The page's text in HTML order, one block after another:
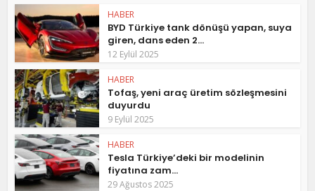
HABER
BYD Türkiye tank dönüşü yapan, suya
giren, dans eden 2...
12 Eylül 2025
HABER
Tofaş, yeni araç üretim sözleşmesini
duyurdu
9 Eylül 2025
HABER
Tesla Türkiye’deki bir modelinin
fiyatına zam...
29 Ağustos 2025